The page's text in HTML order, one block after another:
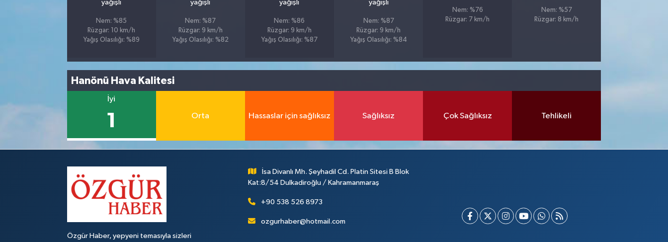
yağışlı
Nem: %85
Rüzgar: 10 km/h
Yağış Olasılığı: %89
yağışlı
Nem: %87
Rüzgar: 9 km/h
Yağış Olasılığı: %82
yağışlı
Nem: %86
Rüzgar: 9 km/h
Yağış Olasılığı: %87
yağışlı
Nem: %87
Rüzgar: 9 km/h
Yağış Olasılığı: %84
Nem: %76
Rüzgar: 7 km/h
Nem: %57
Rüzgar: 8 km/h
Hanönü Hava Kalitesi
İyi
1 Orta Hassaslar için sağlıksız Sağlıksız Çok Sağlıksız Tehlikeli
Özgür Haber, yepyeni temasıyla sizleri
İsa Divanlı Mh. Şeyhadil Cd. Platin Sitesi B Blok
Kat:8/54 Dulkadiroğlu / Kahramanmaraş
+90 538 526 8973
ozgurhaber@hotmail.com